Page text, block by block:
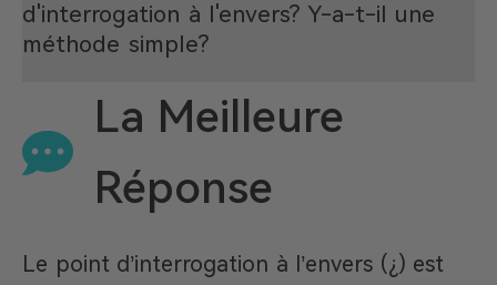
d'interrogation à l'envers? Y-a-t-il une
méthode simple?
La Meilleure
Réponse
Le point d’interrogation à l’envers (¿) est